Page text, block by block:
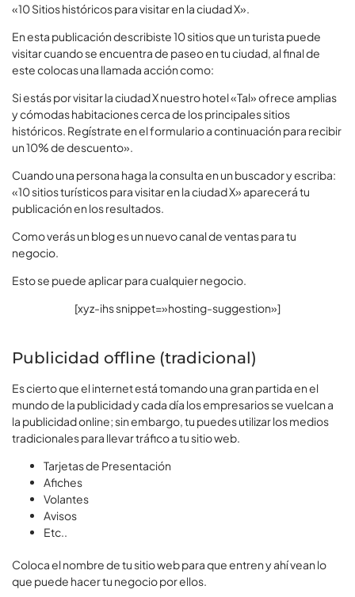
«10 Sitios históricos para visitar en la ciudad X».
En esta publicación describiste 10 sitios que un turista puede
visitar cuando se encuentra de paseo en tu ciudad, al final de
este colocas una llamada acción como:
Si estás por visitar la ciudad X nuestro hotel «Tal» ofrece amplias
y cómodas habitaciones cerca de los principales sitios
históricos. Regístrate en el formulario a continuación para recibir
un 10% de descuento».
Cuando una persona haga la consulta en un buscador y escriba:
«10 sitios turísticos para visitar en la ciudad X» aparecerá tu
publicación en los resultados.
Como verás un blog es un nuevo canal de ventas para tu
negocio.
Esto se puede aplicar para cualquier negocio.
[xyz-ihs snippet=»hosting-suggestion»]
Publicidad offline (tradicional)
Es cierto que el internet está tomando una gran partida en el
mundo de la publicidad y cada día los empresarios se vuelcan a
la publicidad online; sin embargo, tu puedes utilizar los medios
tradicionales para llevar tráfico a tu sitio web.
Tarjetas de Presentación
Afiches
Volantes
Avisos
Etc..
Coloca el nombre de tu sitio web para que entren y ahí vean lo
que puede hacer tu negocio por ellos.